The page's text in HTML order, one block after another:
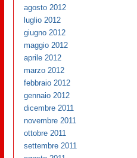
agosto 2012
luglio 2012
giugno 2012
maggio 2012
aprile 2012
marzo 2012
febbraio 2012
gennaio 2012
dicembre 2011
novembre 2011
ottobre 2011
settembre 2011